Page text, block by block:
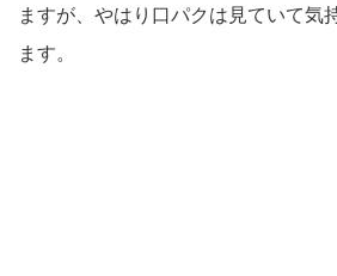
ますが、やはり口パクは見ていて気
ます。